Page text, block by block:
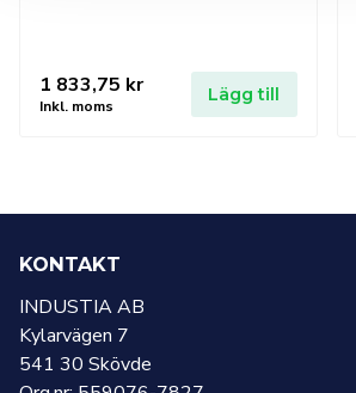
1 833,75 kr
Inkl. moms
Lägg till
KONTAKT
INDUSTIA AB
Kylarvägen 7
541 30 Skövde